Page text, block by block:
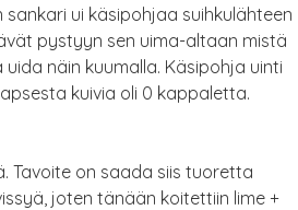
ui käsipohjaa suihkulähteen
pystyyn sen uima-altaan mistä
näin kuumalla. Käsipohja uinti
kuivia oli 0 kappaletta.
Tavoite on saada siis tuoretta
joten tänään koitettiin lime +